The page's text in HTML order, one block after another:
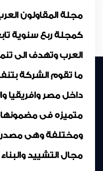
كمجلة ربع سنوية
العرب وتهدف الى
ما تقوم الشركة
داخل مصر وافريقيا
متميزه فى
ومختلفة وهى
مجال التشييد والبناء